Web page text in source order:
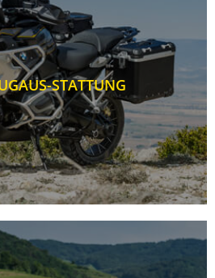
STATTUNG